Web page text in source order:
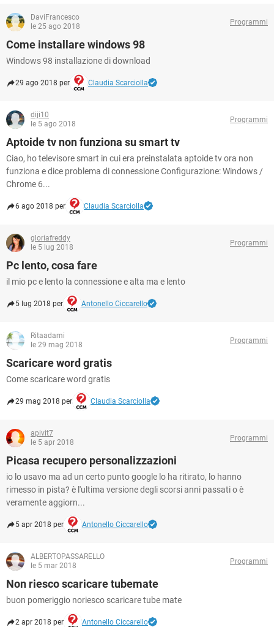
DaviFrancesco
le 25 ago 2018
Programmi
Come installare windows 98
Windows 98 installazione di download
29 ago 2018 per Claudia Scarciolla
diji10
le 5 ago 2018
Programmi
Aptoide tv non funziona su smart tv
Ciao, ho televisore smart in cui era preinstalata aptoide tv ora non
funziona e dice problema di connessione Configurazione: Windows /
Chrome 6...
6 ago 2018 per Claudia Scarciolla
gloriafreddy
le 5 lug 2018
Programmi
Pc lento, cosa fare
il mio pc e lento la connessione e alta ma e lento
5 lug 2018 per Antonello Ciccarello
Ritaadami
le 29 mag 2018
Programmi
Scaricare word gratis
Come scaricare word gratis
29 mag 2018 per Claudia Scarciolla
apivit7
le 5 apr 2018
Programmi
Picasa recupero personalizzazioni
io lo usavo ma ad un certo punto google lo ha ritirato, lo hanno
rimesso in pista? è l'ultima versione degli scorsi anni passati o è
veramente aggiorn...
5 apr 2018 per Antonello Ciccarello
ALBERTOPASSARELLO
le 5 mar 2018
Programmi
Non riesco scaricare tubemate
buon pomeriggio noriesco scaricare tube mate
2 apr 2018 per Antonello Ciccarello